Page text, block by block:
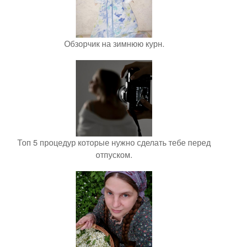
Обзорчик на зимнюю курн.
Топ 5 процедур которые нужно сделать тебе перед
отпуском.